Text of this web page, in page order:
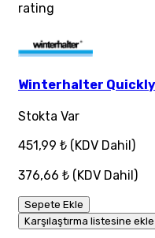
rating
Winterhalter
Stokta Var
451,99 ₺ (KDV Dahil)
376,66 ₺ (KDV Dahil)
Sepete Ekle
Karşılaştırma listesine ekle